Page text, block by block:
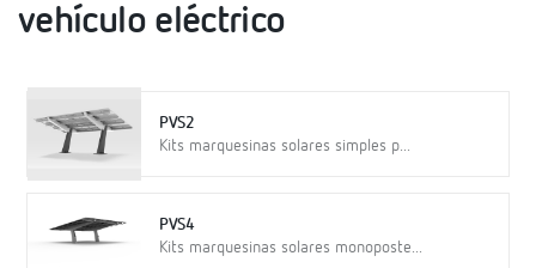
vehículo eléctrico
PVS2
Kits marquesinas solares simples p...
PVS4
Kits marquesinas solares monoposte...